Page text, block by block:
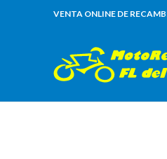
VENTA ONLINE DE